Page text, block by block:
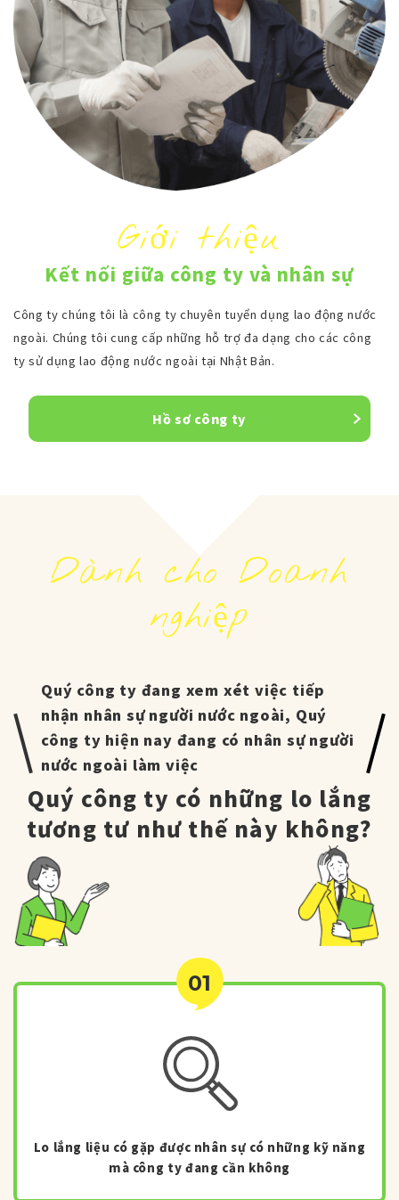
Giới thiệu
Kết nối giữa công ty và nhân sự
Công ty chúng tôi là công ty chuyên tuyển dụng lao động nước
ngoài. Chúng tôi cung cấp những hỗ trợ đa dạng cho các công
ty sử dụng lao động nước ngoài tại Nhật Bản.
Hồ sơ công ty
Dành cho Doanh
nghiệp
Quý công ty đang xem xét việc tiếp
nhận nhân sự người nước ngoài, Quý
công ty hiện nay đang có nhân sự người
nước ngoài làm việc
Quý công ty có những lo lắng
tương tư như thế này không?
01
Lo lắng liệu có gặp được nhân sự có những kỹ năng
mà công ty đang cần không